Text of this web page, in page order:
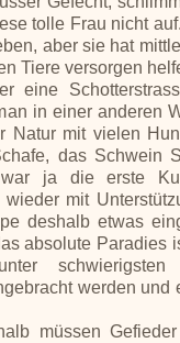
tolle Frau nicht
aber sie hat
Tiere versorgen
eine
in einer anderen
Natur mit vielen
das Schwein
war ja die erste
mit
deshalb etwas
absolute Paradies
schwierigsten
werden und
müssen